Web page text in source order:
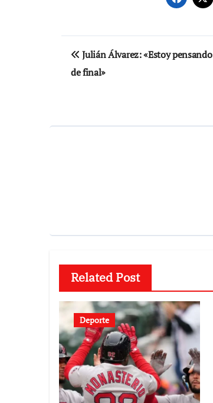
Navegación
de
Julián Álvarez: «Estoy
de final»
Related Post
Deporte